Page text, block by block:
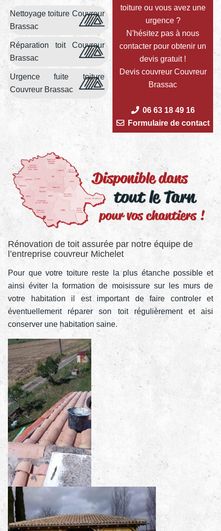
Nettoyage toiture Couvreur
Brassac
Réparation toit Couvreur
Brassac
Urgence fuite toiture
Couvreur Brassac
toiture ou vous avez une
urgence ?
N'hésitez pas à nous
contacter pour obtenir un
devis gratuit !
Devis couvreur Couvreur
Brassac
06 63 18 49 16
Formulaire de contact
Rénovation de toit assurée par notre équipe de
l’entreprise couvreur Michelet
Pour que votre toiture reste la plus étanche possible et
ainsi éviter la formation de moisissure sur les murs de
votre habitation il est important de faire controler et
éventuellement réparer son toit régulièrement et aisi
conserver une habitation saine.